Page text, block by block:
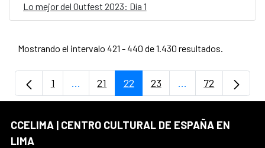
Lo mejor del Outfest 2023: Día 1
Mostrando el intervalo 421 - 440 de 1.430 resultados.
Página
1 ...Páginas intermedias Use TAB para
Página
21 Página
22 Página
23 ...PáginasPágina
72
CCELIMA | CENTRO CULTURAL DE ESPAÑA EN
LIMA